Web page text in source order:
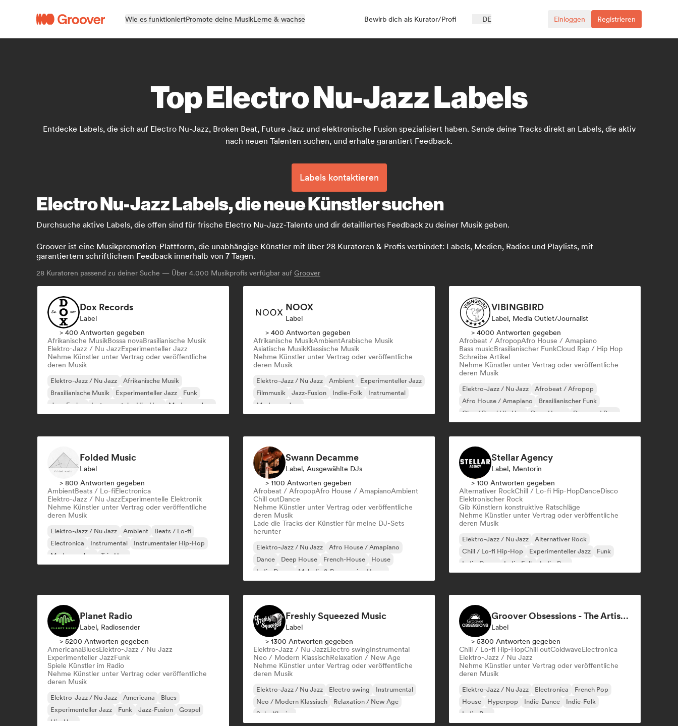
Wie es funktioniertPromote deine MusikLerne & wachse Bewirb dich als Kurator/Profi DE Einloggen Registrieren
Top Electro Nu-Jazz Labels
Entdecke Labels, die sich auf Electro Nu-Jazz, Broken Beat, Future Jazz und elektronische Fusion spezialisiert haben. Sende deine Tracks direkt an Labels, die aktiv
nach neuen Talenten suchen, und erhalte garantiert Feedback.
Labels kontaktieren
Electro Nu-Jazz Labels, die neue Künstler suchen
Durchsuche aktive Labels, die offen sind für frische Electro Nu-Jazz-Talente und dir detailliertes Feedback zu deiner Musik geben.
Groover ist eine Musikpromotion-Plattform, die unabhängige Künstler mit über 28 Kuratoren & Profis verbindet: Labels, Medien, Radios und Playlists, mit
garantiertem schriftlichem Feedback innerhalb von 7 Tagen.
28 Kuratoren passend zu deiner Suche — Über 4.000 Musikprofis verfügbar auf Groover
Dox Records
Label
> 400 Antworten gegeben
Afrikanische MusikBossa novaBrasilianische Musik
Elektro-Jazz / Nu JazzExperimenteller Jazz
Nehme Künstler unter Vertrag oder veröffentliche
deren Musik
Elektro-Jazz / Nu Jazz
Afrikanische Musik
Brasilianische Musik
Experimenteller Jazz
Funk
Jazz-Fusion
Instrumentaler Hip-Hop Moderner Jazz
NOOX
Label
> 400 Antworten gegeben
Afrikanische MusikAmbientArabische Musik
Asiatische MusikKlassische Musik
Nehme Künstler unter Vertrag oder veröffentliche
deren Musik
Elektro-Jazz / Nu Jazz Ambient
Experimenteller Jazz
Filmmusik
Jazz-Fusion Indie-Folk
Instrumental
Moderner Jazz
VIBINGBIRD
Label, Media Outlet/Journalist
> 4000 Antworten gegeben
Afrobeat / AfropopAfro House / Amapiano
Bass musicBrasilianischer FunkCloud Rap / Hip Hop
Schreibe Artikel
Nehme Künstler unter Vertrag oder veröffentliche
deren Musik
Elektro-Jazz / Nu Jazz
Afrobeat / Afropop
Afro House / Amapiano
Brasilianischer Funk
Cloud Rap / Hip Hop
Deep House
Drum and Bass
Folded Music
Label
> 800 Antworten gegeben
AmbientBeats / Lo-fiElectronica
Elektro-Jazz / Nu JazzExperimentelle Elektronik
Nehme Künstler unter Vertrag oder veröffentliche
deren Musik
Elektro-Jazz / Nu Jazz Ambient
Beats / Lo-fi
Electronica
Instrumental
Instrumentaler Hip-Hop
Moderner Jazz
Trip Hop
Swann Decamme
Label, Ausgewählte DJs
> 1100 Antworten gegeben
Afrobeat / AfropopAfro House / AmapianoAmbient
Chill outDance
Nehme Künstler unter Vertrag oder veröffentliche
deren Musik
Lade die Tracks der Künstler für meine DJ-Sets
herunter
Elektro-Jazz / Nu Jazz
Afro House / Amapiano
Dance
Deep House French-House
House
Indie-Dance
Melodic & Progressive House
Stellar Agency
Label, Mentorin
> 100 Antworten gegeben
Alternativer RockChill / Lo-fi Hip-HopDanceDisco
Elektronischer Rock
Gib Künstlern konstruktive Ratschläge
Nehme Künstler unter Vertrag oder veröffentliche
deren Musik
Elektro-Jazz / Nu Jazz
Alternativer Rock
Chill / Lo-fi Hip-Hop
Experimenteller Jazz
Funk
Indie-Dance
Indie-Folk Indie-Pop
Planet Radio
Label, Radiosender
> 5200 Antworten gegeben
AmericanaBluesElektro-Jazz / Nu Jazz
Experimenteller JazzFunk
Spiele Künstler im Radio
Nehme Künstler unter Vertrag oder veröffentliche
deren Musik
Elektro-Jazz / Nu Jazz Americana
Blues
Experimenteller Jazz
Funk Jazz-Fusion
Gospel
Hip-Hop
Freshly Squeezed Music
Label
> 1300 Antworten gegeben
Elektro-Jazz / Nu JazzElectro swingInstrumental
Neo / Modern KlassischRelaxation / New Age
Nehme Künstler unter Vertrag oder veröffentliche
deren Musik
Elektro-Jazz / Nu Jazz Electro swing
Instrumental
Neo / Modern Klassisch
Relaxation / New Age
Solo-Klavier
Groover Obsessions - The Artist Accelerator
Label
> 5300 Antworten gegeben
Chill / Lo-fi Hip-HopChill outColdwaveElectronica
Elektro-Jazz / Nu Jazz
Nehme Künstler unter Vertrag oder veröffentliche
deren Musik
Elektro-Jazz / Nu Jazz Electronica
French Pop
House
Hyperpop Indie-Dance
Indie-Folk
Indie-Pop